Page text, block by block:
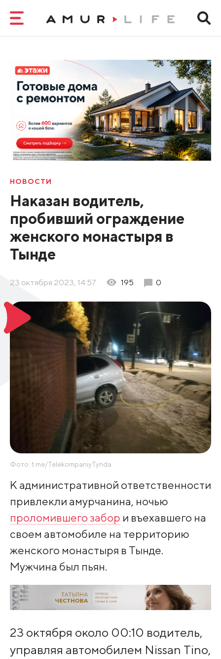
НОВОСТИ
Наказан водитель,
пробивший ограждение
женского монастыря в
Тынде
23 октября 2023, 14:57 195 0
Фото: t.me/TelekompaniyTynda
К административной ответственности
привлекли амурчанина, ночью
проломившего забор и въехавшего на
своем автомобиле на территорию
женского монастыря в Тынде.
Мужчина был пьян.
23 октября около 00:10 водитель,
управляя автомобилем Nissan Tino,